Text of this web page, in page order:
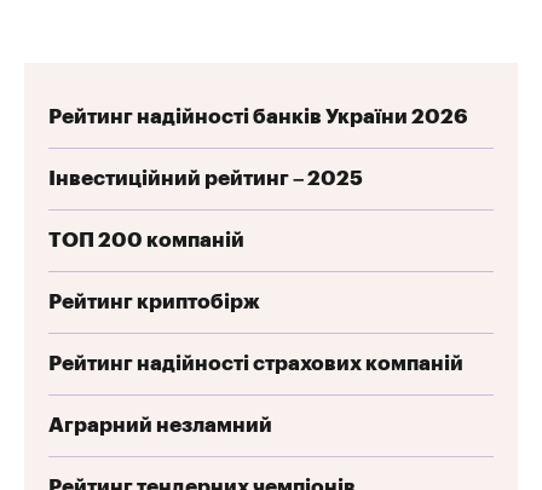
Рейтинг надійності банків України 2026
Інвестиційний рейтинг – 2025
ТОП 200 компаній
Рейтинг криптобірж
Рейтинг надійності страхових компаній
Аграрний незламний